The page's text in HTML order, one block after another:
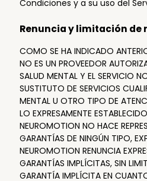
Condiciones y a su uso del
Renuncia y limitación de
COMO SE HA INDICADO
NO ES UN PROVEEDOR
SALUD MENTAL Y EL SERVICIO
SUSTITUTO DE SERVICIOS
MENTAL U OTRO TIPO DE
LO EXPRESAMENTE
NEUROMOTION NO HACE
GARANTÍAS DE NINGÚN TIPO,
NEUROMOTION RENUNCIA
GARANTÍAS IMPLÍCITAS, SIN
GARANTÍA IMPLÍCITA EN